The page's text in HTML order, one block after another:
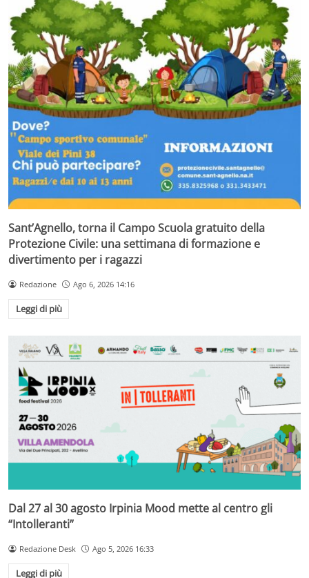
Sant’Agnello, torna il Campo Scuola gratuito della
Protezione Civile: una settimana di formazione e
divertimento per i ragazzi
Redazione Ago 6, 2026 14:16
Leggi di più
Dal 27 al 30 agosto Irpinia Mood mette al centro gli
“Intolleranti”
Redazione Desk Ago 5, 2026 16:33
Leggi di più